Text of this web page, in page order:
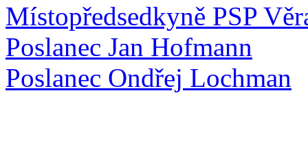
Místopředsedkyně PSP
Poslanec Jan Hofmann
Poslanec Ondřej Lochman